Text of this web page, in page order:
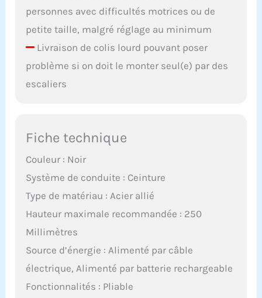
personnes avec difficultés motrices ou de
petite taille, malgré réglage au minimum
Livraison de colis lourd pouvant poser
problème si on doit le monter seul(e) par des
escaliers
Fiche technique
Couleur : Noir
Système de conduite : Ceinture
Type de matériau : Acier allié
Hauteur maximale recommandée : 250
Millimètres
Source d’énergie : Alimenté par câble
électrique, Alimenté par batterie rechargeable
Fonctionnalités : Pliable